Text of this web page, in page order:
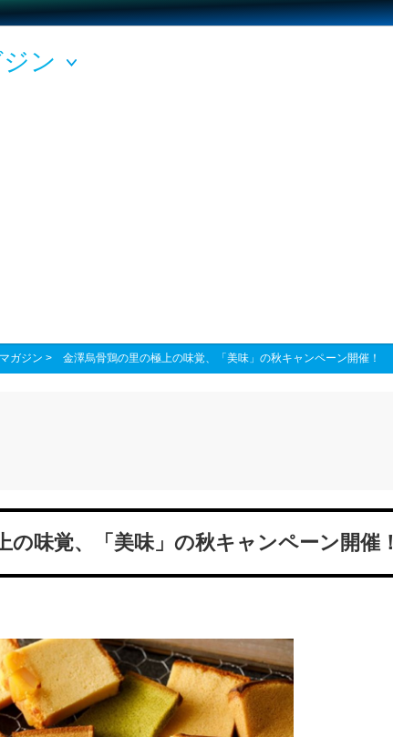
ン
マガジン > 金澤烏骨鶏の里の極上の味覚、「美味」の秋キャンペーン開催！
の味覚、「美味」の秋キャンペーン開催！